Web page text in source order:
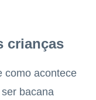
crianças
como acontece
bacana